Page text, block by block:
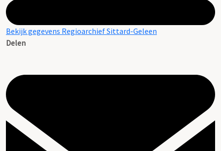
Bekijk gegevens Regioarchief Sittard-Geleen
Delen